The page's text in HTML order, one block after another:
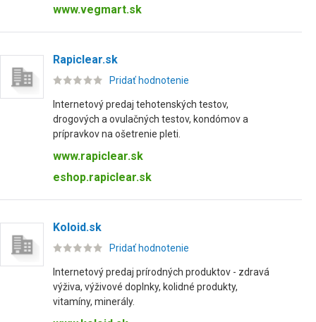
www.vegmart.sk
Rapiclear.sk
Pridať hodnotenie
Internetový predaj tehotenských testov,
drogových a ovulačných testov, kondómov a
prípravkov na ošetrenie pleti.
www.rapiclear.sk
eshop.rapiclear.sk
Koloid.sk
Pridať hodnotenie
Internetový predaj prírodných produktov - zdravá
výživa, výživové doplnky, kolidné produkty,
vitamíny, minerály.